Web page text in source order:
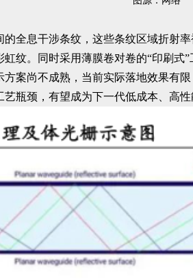
全息干涉条纹，这些条纹区域折射率
纹。同时采用薄膜卷对卷的“印刷式”
案尚不成熟，当前实际落地效果有限
瓶颈，有望成为下一代低成本、高性